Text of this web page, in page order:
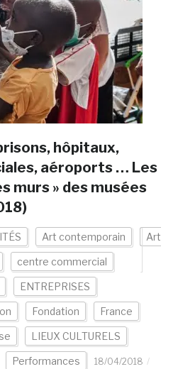
hôpitaux,
aéroports … Les
murs » des musées
Art contemporain Art
centre commercial
ENTREPRISES
Fondation France
LIEUX CULTURELS
Performances
18/04/2018